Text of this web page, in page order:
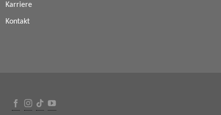
Karriere
Kontakt